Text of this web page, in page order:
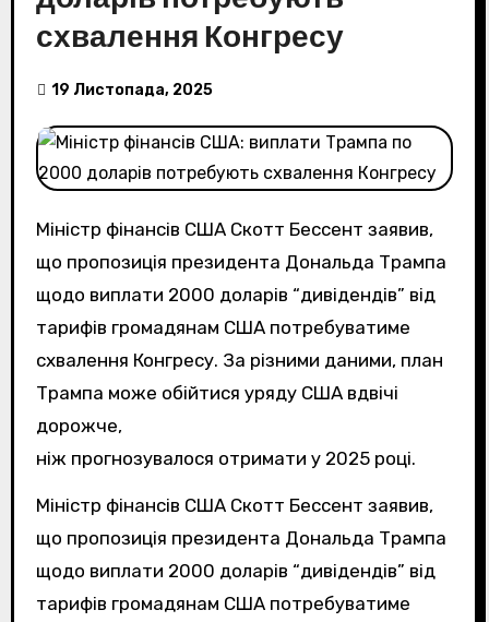
схвалення Конгресу
19 Листопада, 2025
Міністр фінансів США Скотт Бессент заявив,
що пропозиція президента Дональда Трампа
щодо виплати 2000 доларів “дивідендів” від
тарифів громадянам США потребуватиме
схвалення Конгресу. За різними даними, план
Трампа може обійтися уряду США вдвічі
дорожче,
ніж прогнозувалося отримати у 2025 році.
Міністр фінансів США Скотт Бессент заявив,
що пропозиція президента Дональда Трампа
щодо виплати 2000 доларів “дивідендів” від
тарифів громадянам США потребуватиме